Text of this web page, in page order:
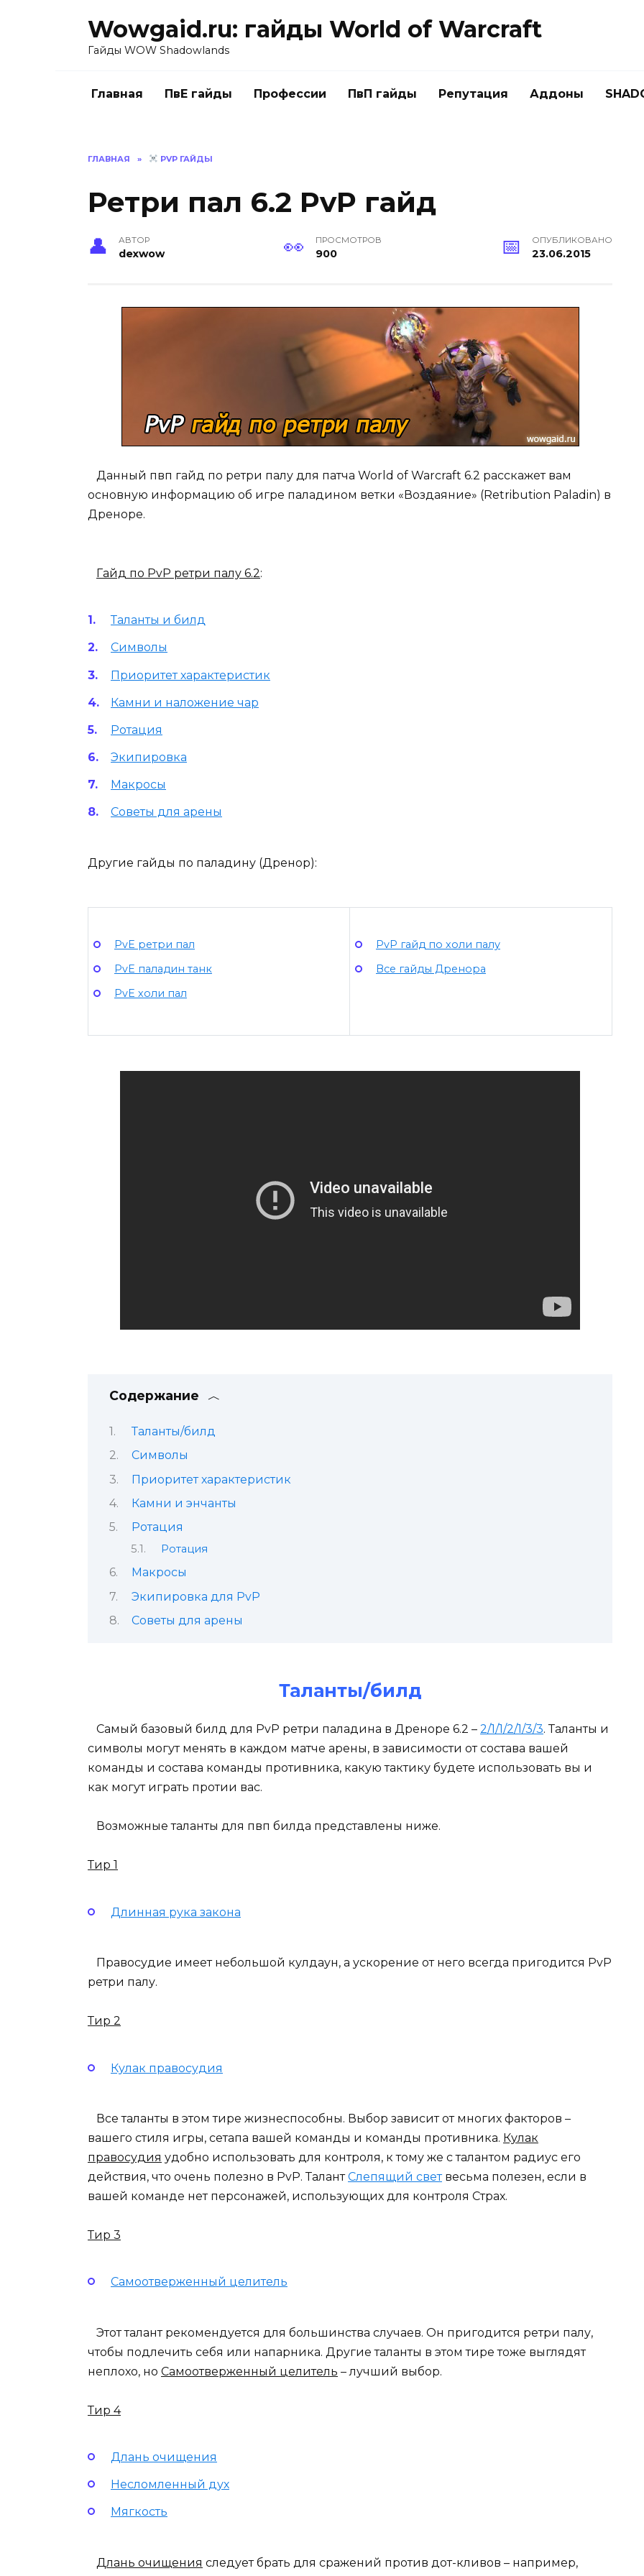
Wowgaid.ru: гайды World of Warcraft
Гайды WOW Shadowlands
Главная ПвЕ гайды Профессии ПвП гайды Репутация Аддоны
ГЛАВНАЯ » PVP ГАЙДЫ
Ретри пал 6.2 PvP гайд
АВТОР
dexwow
ПРОСМОТРОВ
900
ОПУБЛИКОВАНО
23.06.2015
Данный пвп гайд по ретри палу для патча World of Warcraft 6.2 расскажет вам
основную информацию об игре паладином ветки «Воздаяние» (Retribution Paladin) в
Дреноре.
Гайд по PvP ретри палу 6.2:
Таланты и билд
Символы
Приоритет характеристик
Камни и наложение чар
Ротация
Экипировка
Макросы
Советы для арены
Другие гайды по паладину (Дренор):
PvE ретри пал
PvE паладин танк
PvE холи пал
PvP гайд по холи палу
Все гайды Дренора
Содержание
Таланты/билд
Символы
Приоритет характеристик
Камни и энчанты
Ротация
Ротация
Макросы
Экипировка для PvP
Советы для арены
Таланты/билд
Самый базовый билд для PvP ретри паладина в Дреноре 6.2 – 2/1/1/2/1/3/3. Таланты и
символы могут менять в каждом матче арены, в зависимости от состава вашей
команды и состава команды противника, какую тактику будете использовать вы и
как могут играть протии вас.
Возможные таланты для пвп билда представлены ниже.
Тир 1
Длинная рука закона
Правосудие имеет небольшой кулдаун, а ускорение от него всегда пригодится PvP
ретри палу.
Тир 2
Кулак правосудия
Все таланты в этом тире жизнеспособны. Выбор зависит от многих факторов –
вашего стиля игры, сетапа вашей команды и команды противника. Кулак
правосудия удобно использовать для контроля, к тому же с талантом радиус его
действия, что очень полезно в PvP. ТалантСлепящий светвесьма полезен, если в
вашей команде нет персонажей, использующих для контроля Страх.
Тир 3
Самоотверженный целитель
Этот талант рекомендуется для большинства случаев. Он пригодится ретри палу,
чтобы подлечить себя или напарника. Другие таланты в этом тире тоже выглядят
неплохо, но Самоотверженный целитель – лучший выбор.
Тир 4
Длань очищения
Несломленный дух
Мягкость
Длань очищения следует брать для сражений против дот-кливов – например,